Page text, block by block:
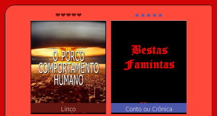
❤❤❤❤❤
Lírico
★★★★★
Conto ou Crônica